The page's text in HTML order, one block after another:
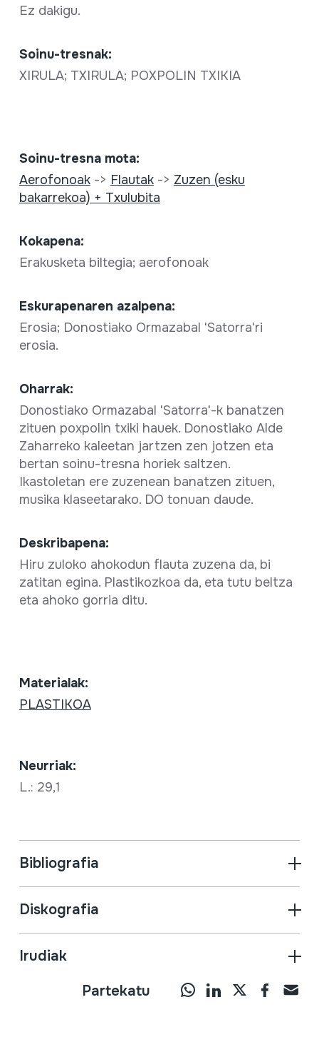
Ez dakigu.
Soinu-tresnak:
XIRULA; TXIRULA; POXPOLIN TXIKIA
Soinu-tresna mota:
Aerofonoak-> Flautak-> Zuzen (esku
bakarrekoa) + Txulubita
Kokapena:
Erakusketa biltegia; aerofonoak
Eskurapenaren azalpena:
Erosia; Donostiako Ormazabal 'Satorra'ri
erosia.
Oharrak:
Donostiako Ormazabal 'Satorra'-k banatzen
zituen poxpolin txiki hauek. Donostiako Alde
Zaharreko kaleetan jartzen zen jotzen eta
bertan soinu-tresna horiek saltzen.
Ikastoletan ere zuzenean banatzen zituen,
musika klaseetarako. DO tonuan daude.
Deskribapena:
Hiru zuloko ahokodun flauta zuzena da, bi
zatitan egina. Plastikozkoa da, eta tutu beltza
eta ahoko gorria ditu.
Materialak:
PLASTIKOA
Neurriak:
L.: 29,1
Bibliografia
Diskografia
Irudiak
Partekatu